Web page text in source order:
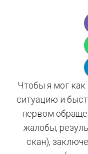
Чтобы я мог
ситуацию и
первом
жалобы,
скан),